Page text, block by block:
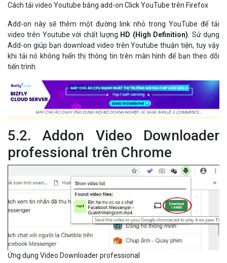
Cách tải video Youtube bằng add-on Click YouTube trên Firefox
Add-on này sẽ thêm một đường link nhỏ trong YouTube để tải
video trên Youtube với chất lượng HD (High Definition) . Sử dụng
Add-on giúp bạn download video trên Youtube thuận tiện, tuy vậy
khi tải nó không hiển thị thông tin trên màn hình để bạn theo dõi
tiến trình.
5.2. Addon Video Downloader
professional trên Chrome
Ứng dụng Video Downloader professional